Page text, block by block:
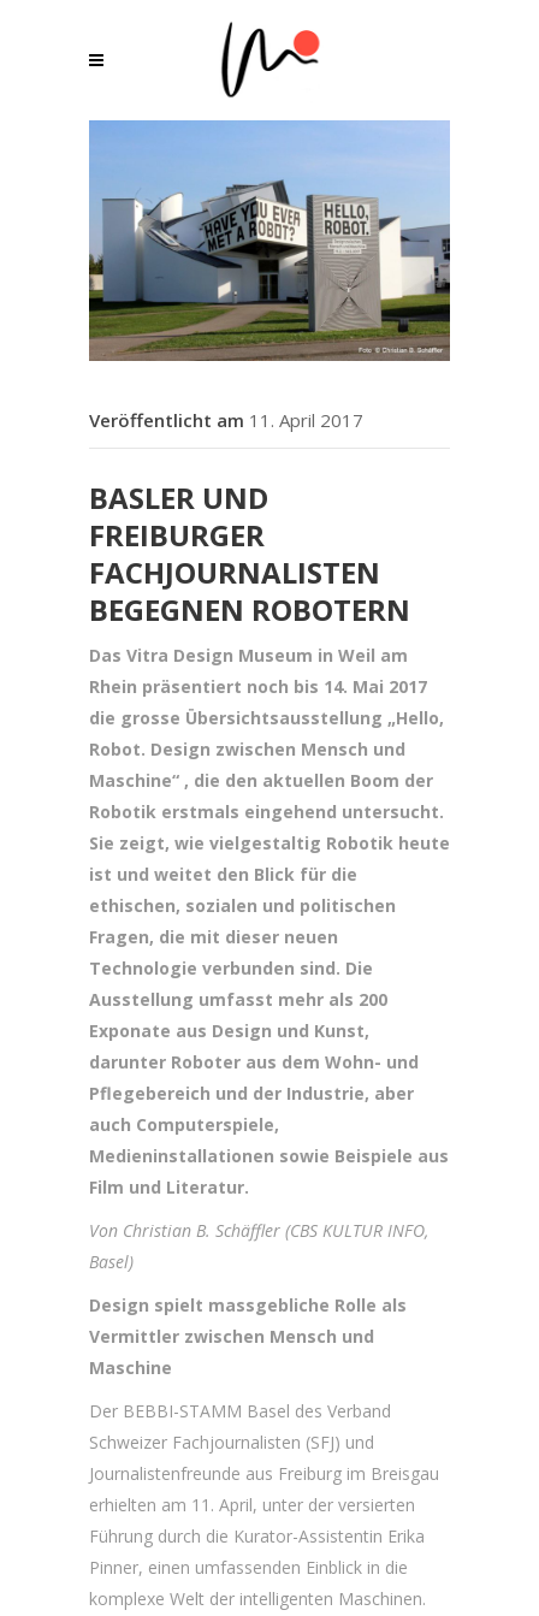
11. April 2017
BASLER UND
FREIBURGER
FACHJOURNALISTEN
BEGEGNEN ROBOTERN
Das Vitra Design Museum in Weil am
Rhein präsentiert noch bis 14. Mai 2017
die grosse Übersichtsausstellung „Hello,
Robot. Design zwischen Mensch und
Maschine“ , die den aktuellen Boom der
Robotik erstmals eingehend untersucht.
Sie zeigt, wie vielgestaltig Robotik heute
ist und weitet den Blick für die
ethischen, sozialen und politischen
Fragen, die mit dieser neuen
Technologie verbunden sind. Die
Ausstellung umfasst mehr als 200
Exponate aus Design und Kunst,
darunter Roboter aus dem Wohn- und
Pflegebereich und der Industrie, aber
auch Computerspiele,
Medieninstallationen sowie Beispiele aus
Film und Literatur.
Von Christian B. Schäffler (CBS KULTUR INFO,
Basel)
Design spielt massgebliche Rolle als
Vermittler zwischen Mensch und
Maschine
Der BEBBI-STAMM Basel des Verband
Schweizer Fachjournalisten (SFJ) und
Journalistenfreunde aus Freiburg im Breisgau
erhielten am 11. April, unter der versierten
Führung durch die Kurator-Assistentin Erika
Pinner, einen umfassenden Einblick in die
komplexe Welt der intelligenten Maschinen.